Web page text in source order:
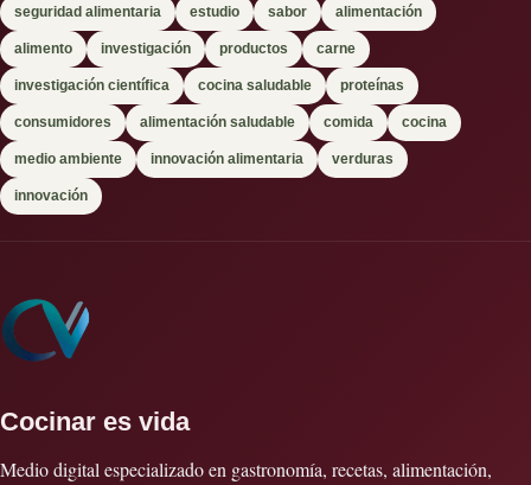
seguridad alimentaria estudio sabor alimentación
alimento investigación productos carne
investigación científica cocina saludable proteínas
consumidores alimentación saludable comida cocina
medio ambiente innovación alimentaria verduras
innovación
Cocinar es vida
Medio digital especializado en gastronomía, recetas, alimentación,